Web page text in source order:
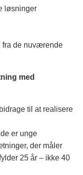
løsninger
fra de nuværende
med
til at realisere
er unge
der måler
25 år – ikke 40